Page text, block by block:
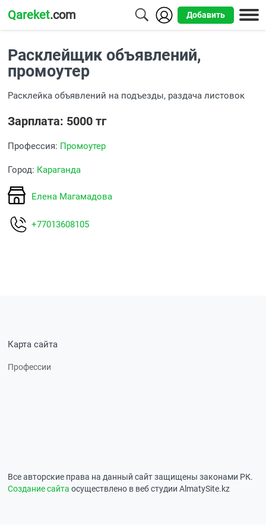
Qareket.com Добавить
Алматы
Астана
Шымкент
Усть-
Каменогорск
Расклейщик объявлений,
промоутер
Расклейка объявлений на подъезды, раздача листовок
Зарплата: 5000 тг
Профессия: Промоутер
Город: Караганда
Елена Магамадова
+77013608105
Карта сайта
Профессии
Все авторские права на данный сайт защищены законами РК.
Создание сайта осуществлено в веб студии AlmatySite.kz